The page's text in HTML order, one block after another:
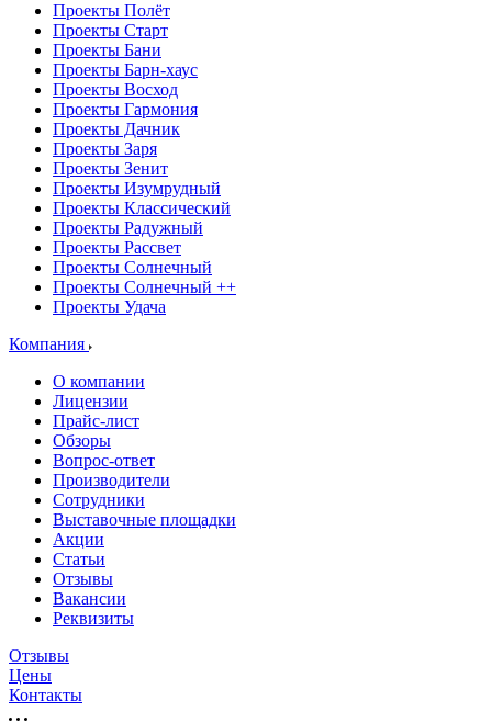
Проекты Полёт
Проекты Старт
Проекты Бани
Проекты Барн-хаус
Проекты Восход
Проекты Гармония
Проекты Дачник
Проекты Заря
Проекты Зенит
Проекты Изумрудный
Проекты Классический
Проекты Радужный
Проекты Рассвет
Проекты Солнечный
Проекты Солнечный ++
Проекты Удача
Компания
О компании
Лицензии
Прайс-лист
Обзоры
Вопрос-ответ
Производители
Сотрудники
Выставочные площадки
Акции
Статьи
Отзывы
Вакансии
Реквизиты
Отзывы
Цены
Контакты